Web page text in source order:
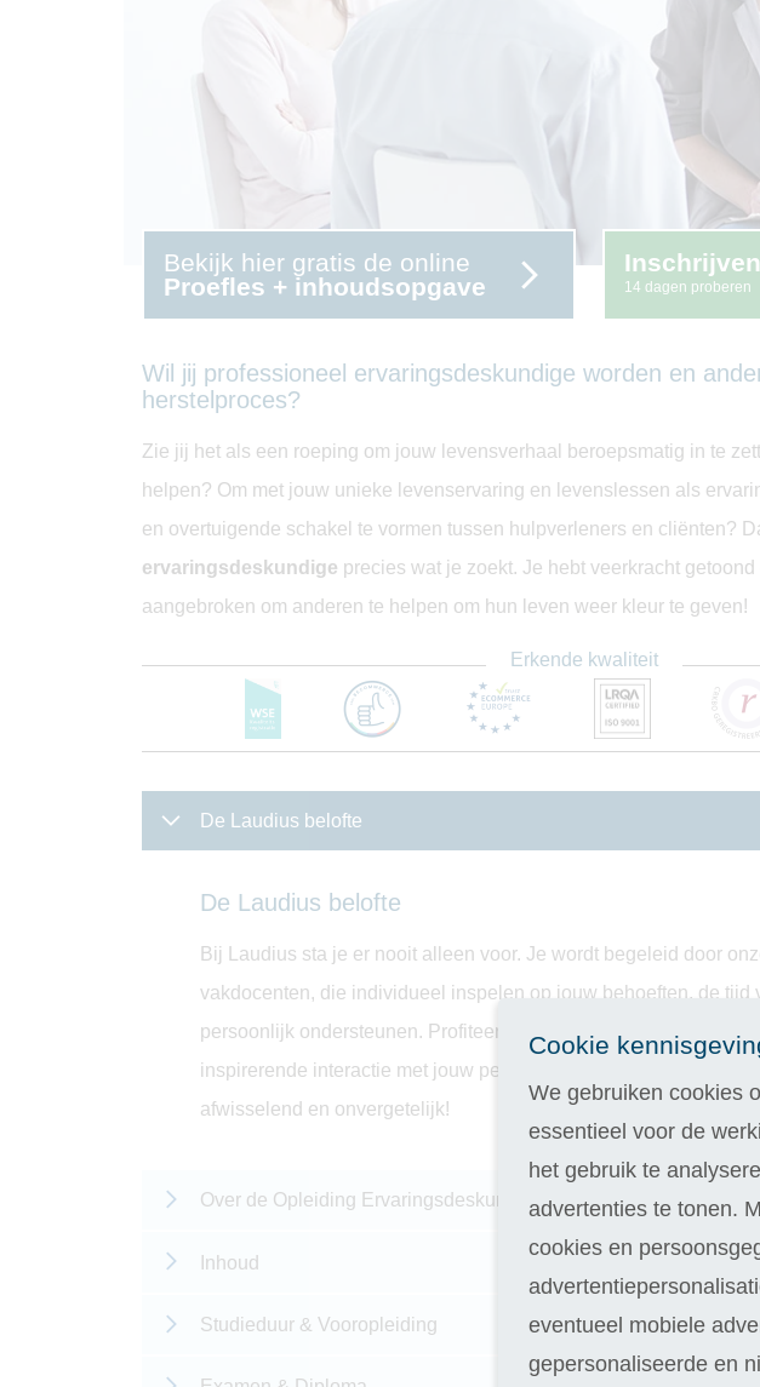
Bekijk hier gratis de online
Proefles + inhoudsopgave
Inschrijven
14 dagen proberen
Wil jij professioneel ervaringsdeskundige worden en
herstelproces?
Zie jij het als een roeping om jouw levensverhaal beroepsmatig in te
helpen? Om met jouw unieke levenservaring en levenslessen als
en overtuigende schakel te vormen tussen hulpverleners en cliënten?
ervaringsdeskundige precies wat je zoekt. Je hebt veerkracht
aangebroken om anderen te helpen om hun leven weer kleur te geven!
Erkende kwaliteit
De Laudius belofte
De Laudius belofte
Bij Laudius sta je er nooit alleen voor. Je wordt begeleid door
vakdocenten, die individueel inspelen op jouw behoeften, de tijd
persoonlijk ondersteunen. Profiteer van flexibele
inspirerende interactie met jouw persoonlijke docent. Dit maakt
afwisselend en onvergetelijk!
Over de Opleiding Ervaringsdeskundige
Inhoud
Studieduur & Vooropleiding
Cookie
We gebruiken cookies
essentieel voor de
het gebruik te
advertenties te tonen.
cookies en
eventueel mobiele
gepersonaliseerde en